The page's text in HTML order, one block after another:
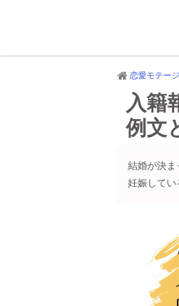
恋愛モテー
入籍
例文
結婚が決ま
妊娠してい